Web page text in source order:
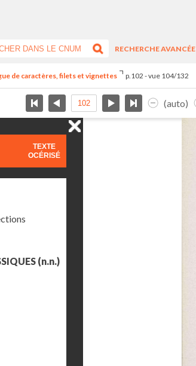
RECHERCHE AVANCÉE
de caractères, filets et vignettes p.102 - vue 104/132
(auto)
TEXTE
OCÉRISÉ
(n.n.)